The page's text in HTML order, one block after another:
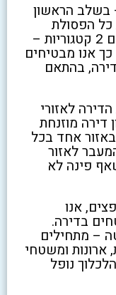
בשלב הראשון
כל הפסולת
והחפצים המיותרים. אנחנו מארגנים 2 קטגוריות –
כך אנו מבטיחים
בהתאם
לאזורי
דירה מוזנחת
באזור אחד בכל
לאזור
פינה לא
אנו
בדירה.
– מתחילים
ארונות ומשטחי
נופל